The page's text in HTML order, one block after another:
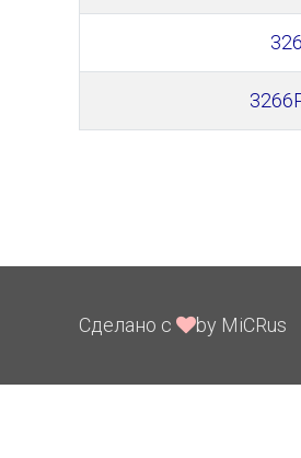
Сделано с by MiCRus